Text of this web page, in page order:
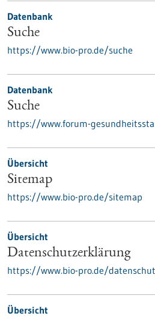
Datenbank
Suche
https://www.bio-pro.de/suche
Datenbank
Suche
https://www.forum-
Übersicht
Sitemap
https://www.bio-pro.de/sitemap
Übersicht
Datenschutzerklärung
https://www.bio-pro.de/
Übersicht